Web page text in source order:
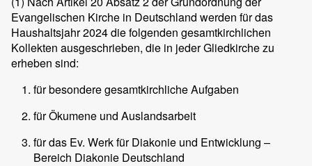
Evangelischen Kirche in Deutschland werden für das
Haushaltsjahr 2024 die folgenden gesamtkirchlichen
Kollekten ausgeschrieben, die in jeder Gliedkirche zu
erheben sind:
für besondere gesamtkirchliche Aufgaben
für Ökumene und Auslandsarbeit
für das Ev. Werk für Diakonie und Entwicklung –
Bereich Diakonie Deutschland